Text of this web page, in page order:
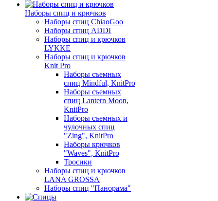
Наборы спиц и крючков
Наборы спиц ChiaoGoo
Наборы спиц ADDI
Наборы спиц и крючков
LYKKE
Наборы спиц и крючков
Knit Pro
Наборы съемных
спиц Mindful, KnitPro
Наборы съемных
спиц Lantern Moon,
KnitPro
Наборы съемных и
чулочных спиц
"Zing", KnitPro
Наборы крючков
"Waves", KnitPro
Тросики
Наборы спиц и крючков
LANA GROSSA
Наборы спиц "Панорама"